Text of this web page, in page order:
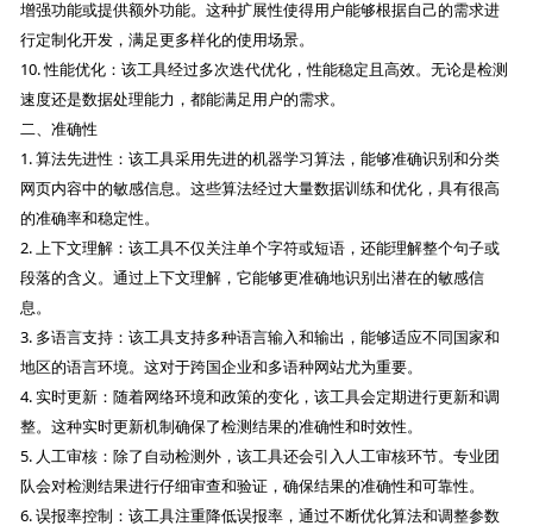
增强功能或提供额外功能。这种扩展性使得用户能够根据自己的需求进
行定制化开发，满足更多样化的使用场景。
10. 性能优化：该工具经过多次迭代优化，性能稳定且高效。无论是检测
速度还是数据处理能力，都能满足用户的需求。
二、准确性
1. 算法先进性：该工具采用先进的机器学习算法，能够准确识别和分类
网页内容中的敏感信息。这些算法经过大量数据训练和优化，具有很高
的准确率和稳定性。
2. 上下文理解：该工具不仅关注单个字符或短语，还能理解整个句子或
段落的含义。通过上下文理解，它能够更准确地识别出潜在的敏感信
息。
3. 多语言支持：该工具支持多种语言输入和输出，能够适应不同国家和
地区的语言环境。这对于跨国企业和多语种网站尤为重要。
4. 实时更新：随着网络环境和政策的变化，该工具会定期进行更新和调
整。这种实时更新机制确保了检测结果的准确性和时效性。
5. 人工审核：除了自动检测外，该工具还会引入人工审核环节。专业团
队会对检测结果进行仔细审查和验证，确保结果的准确性和可靠性。
6. 误报率控制：该工具注重降低误报率，通过不断优化算法和调整参数